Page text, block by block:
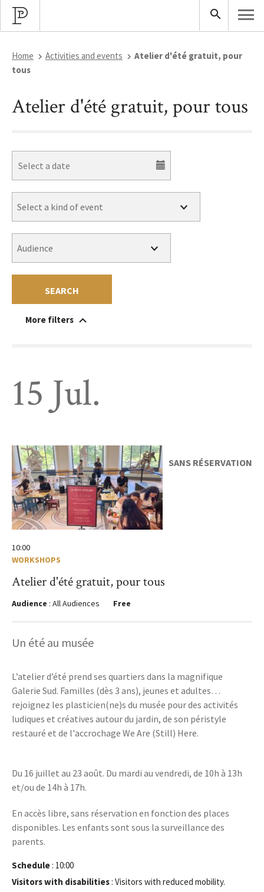
Home Activities and events
Atelier d'été gratuit, pour
tous
Atelier d'été gratuit, pour tous
SEARCH
More filters
15 Jul.
SANS RÉSERVATION
10:00
WORKSHOPS
Atelier d'été gratuit, pour tous
Audience : All Audiences Free
Un été au musée
L’atelier d’été prend ses quartiers dans la magnifique
Galerie Sud. Familles (dès 3 ans), jeunes et adultes…
rejoignez les plasticien(ne)s du musée pour des activités
ludiques et créatives autour du jardin, de son péristyle
restauré et de l'accrochage We Are (Still) Here.
Du 16 juillet au 23 août. Du mardi au vendredi, de 10h à 13h
et/ou de 14h à 17h.
En accès libre, sans réservation en fonction des places
disponibles. Les enfants sont sous la surveillance des
parents.
Schedule : 10:00
Visitors with disabilities : Visitors with reduced mobility.